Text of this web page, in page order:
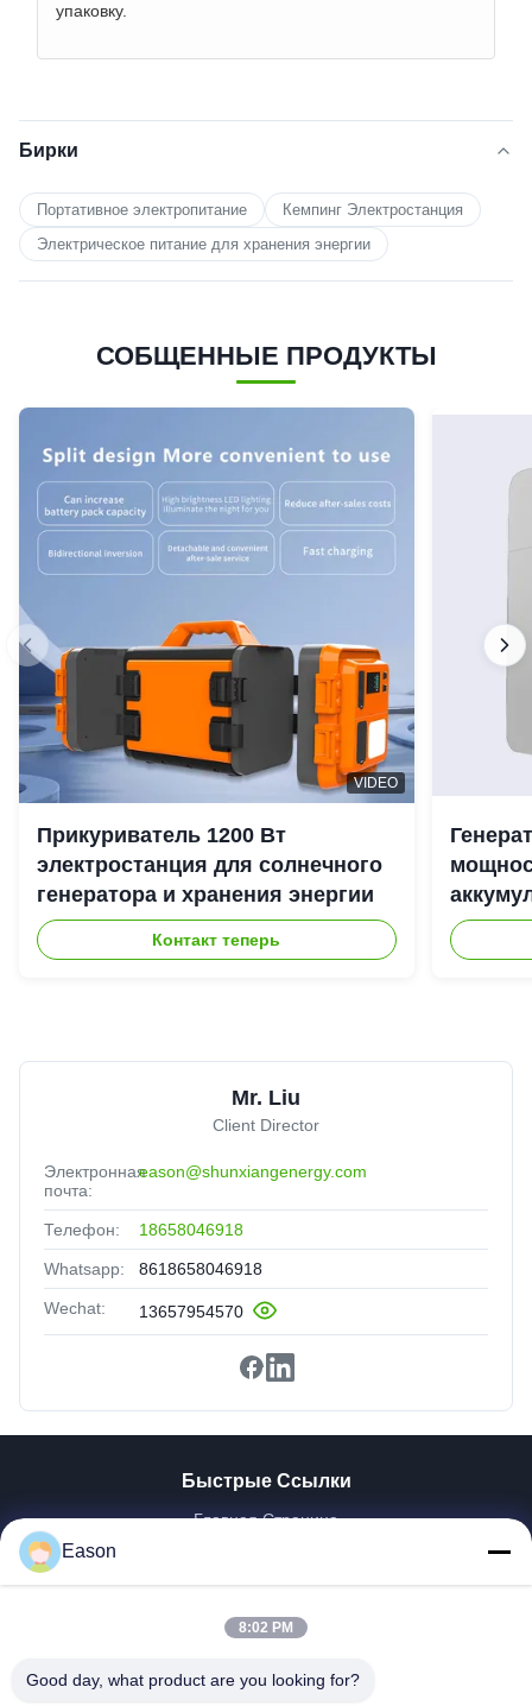
упаковку.
Бирки
Портативное электропитание
Кемпинг Электростанция
Электрическое питание для хранения энергии
СОБЩЕННЫЕ ПРОДУКТЫ
VIDEO
Прикуриватель 1200 Вт
электростанция для солнечного
генератора и хранения энергии
Контакт теперь
Mr. Liu
Client Director
Электронная
почта:
eason@shunxiangenergy.com
Телефон: 18658046918
Whatsapp: 8618658046918
Wechat: 13657954570
Быстрые Ссылки
Главная Страница
Ролики
Наша Фабрика
Контроль Качества
Eason
8:02 PM
Good day, what product are you looking for?